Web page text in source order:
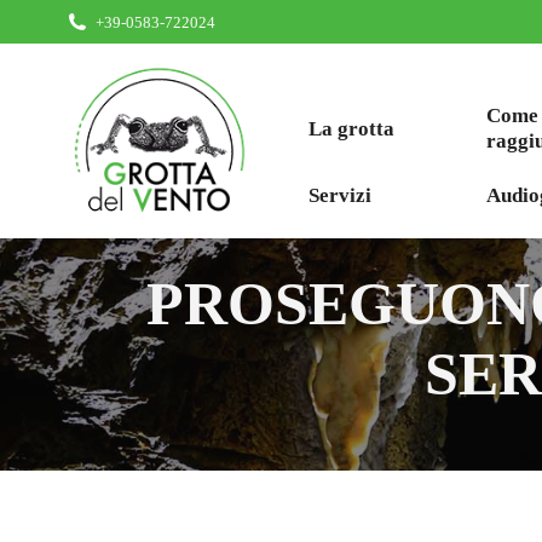
+39-0583-722024
La grotta
Come
Servizi